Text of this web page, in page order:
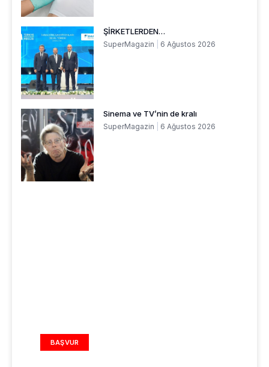
ŞİRKETLERDEN…
SuperMagazin 6 Ağustos 2026
Sinema ve TV’nin de kralı
SuperMagazin 6 Ağustos 2026
BAŞVUR